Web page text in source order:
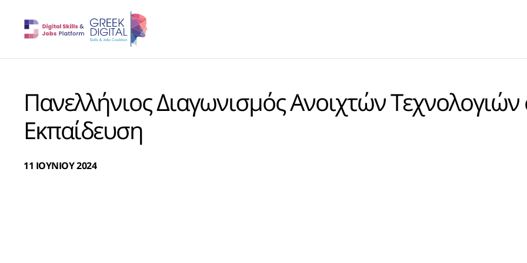
Πανελλήνιος Διαγωνισμός Ανοιχτών
Εκπαίδευση
11 ΙΟΥΝΙΟΥ 2024